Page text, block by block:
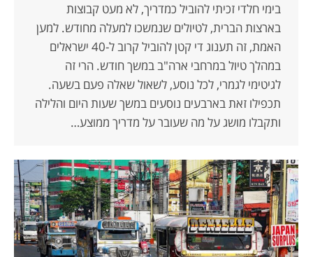
בימי חלדי זכיתי להוביל כמדריך, לא מעט קבוצות
בארצות הברית, לטיולים שנמשכו למעלה מחודש. למען
האמת, זה תענוג די קטן להוביל קרוב ל-40 ישראלים
במהלך טיול במרחבי ארה"ב במשך חודש. הרי זה
לגיטימי לגמרי, לכל נוסע, לשאול שאלה פעם בשעה.
תכפילו זאת בארבעים נוסעים במשך שעות היום והלילה
ותקבלו מושג על מה שעובר על מדריך ממוצע…